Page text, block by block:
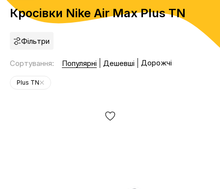
Кросівки Nike Air Max Plus TN
Фільтри
Сортування: Популярні Дешевші Дорожчі
Plus TN